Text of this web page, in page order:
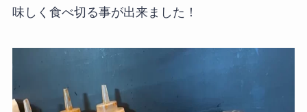
味しく食べ切る事が出来ました！